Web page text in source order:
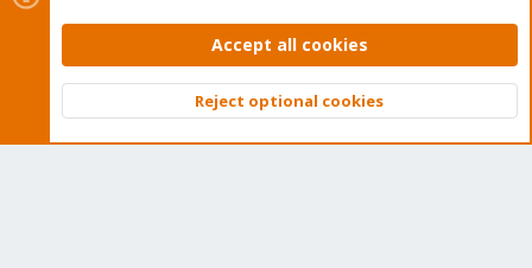
Contact us
Terms and rules Privacy policy Help Home
Community platform by XenForo © 2010-2026 XenForo Ltd.
Top
Accept all cookies
Reject optional cookies